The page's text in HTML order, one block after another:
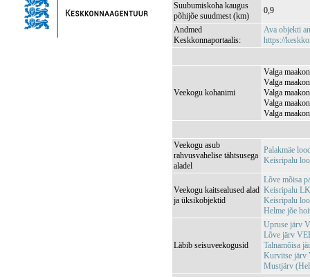
Suubumiskoha kaugus
põhijõe suudmest (km)
0,9
Andmed
Keskkonnaportaalis:
Ava objekti
https://
Veekogu kohanimi
Valga
Valga
Valga
Valga
Valga
Veekogu asub
rahvusvahelise tähtsusega
aladel
Palakmäe
Keisripalu
Veekogu kaitsealused alad
ja üksikobjektid
Lõve mõisa
Keisripalu
Keisripalu
Helme jõe
Läbib seisuveekogusid
Upruse järv
Lõve järv
Talnamõisa
Kurvitse järv
Mustjärv